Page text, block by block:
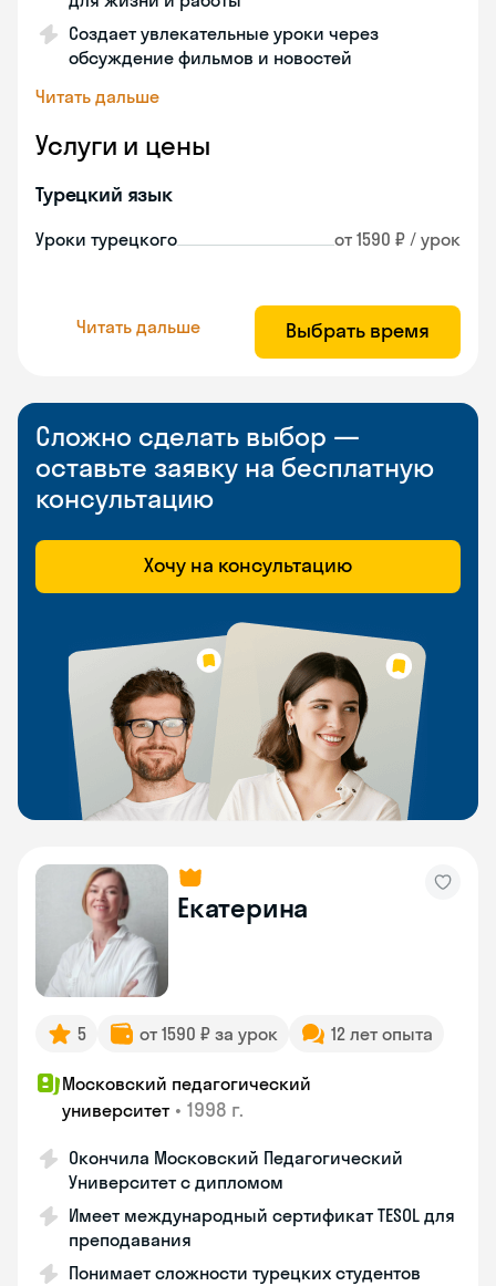
Создает увлекательные уроки через
обсуждение фильмов и новостей
Читать дальше
Услуги и цены
Турецкий язык
Уроки турецкого от 1590 ₽ / урок
Читать дальше Выбрать время
Сложно сделать выбор —
оставьте заявку на бесплатную
консультацию
Хочу на консультацию
Екатерина
5 от 1590 ₽ за урок 12 лет опыта
Московский педагогический
университет • 1998 г.
Окончила Московский Педагогический
Университет с дипломом
Имеет международный сертификат TESOL для
преподавания
Понимает сложности турецких студентов